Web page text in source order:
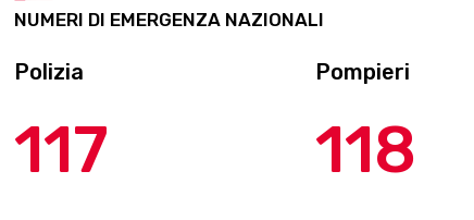
NUMERI DI EMERGENZA NAZIONALI
Polizia
117
Pompieri
118